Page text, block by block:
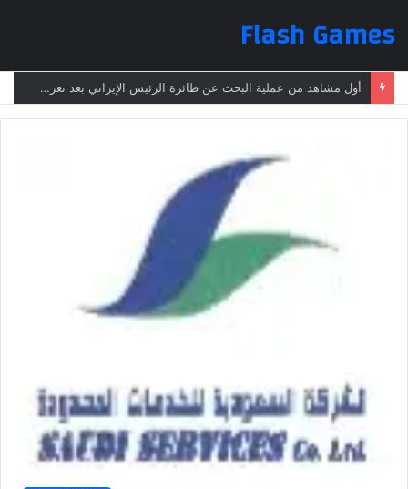
Flash Games
أول مشاهد من عملية البحث عن طائرة الرئيس الإيراني بعد تعرضها لحادث وفقدانها